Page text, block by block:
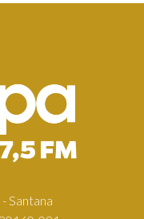
Santana